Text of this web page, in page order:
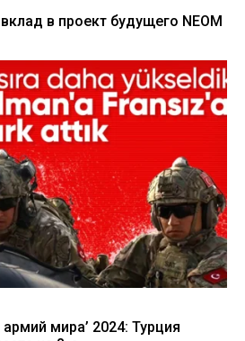
в проект будущего NEOM
мира’ 2024: Турция